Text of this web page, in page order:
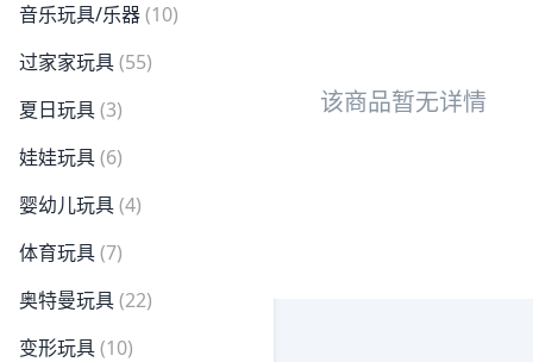
音乐玩具/乐器(10)
过家家玩具(55)
夏日玩具(3)
娃娃玩具(6)
婴幼儿玩具(4)
体育玩具(7)
奥特曼玩具(22)
变形玩具(10)
该商品暂无详情